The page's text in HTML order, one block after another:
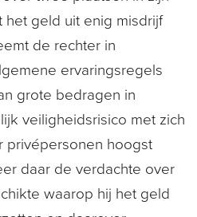
geld uit enig misdrijf
de rechter in
ervaringsregels
grote bedragen in
veiligheidsrisico met zich
privépersonen hoogst
daar de verdachte over
waarop hij het geld